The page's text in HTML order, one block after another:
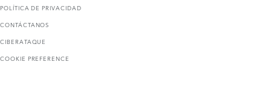
POLÍTICA DE PRIVACIDAD
CONTÁCTANOS
CIBERATAQUE
COOKIE PREFERENCE